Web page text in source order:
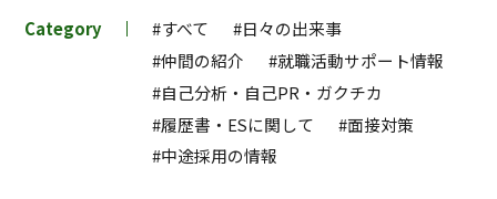
Category #すべて
#日々の出来事
#仲間の紹介
#就職活動サポート情報
#自己分析・自己PR・ガクチカ
#履歴書・ESに関して
#面接対策
#中途採用の情報